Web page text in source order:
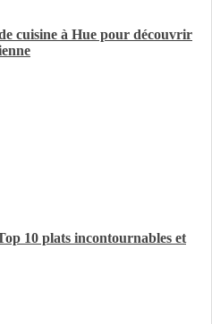
cuisine à Hue pour découvrir
10 plats incontournables et